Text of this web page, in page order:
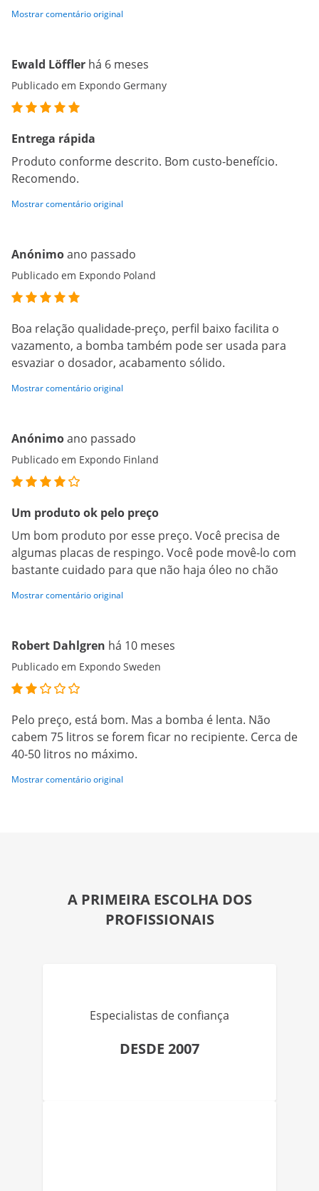
Mostrar comentário original
Ewald Löffler há 6 meses
Publicado em Expondo Germany
Entrega rápida
Produto conforme descrito. Bom custo-benefício.
Recomendo.
Mostrar comentário original
Anónimoano passado
Publicado em Expondo Poland
Boa relação qualidade-preço, perfil baixo facilita o
vazamento, a bomba também pode ser usada para
esvaziar o dosador, acabamento sólido.
Mostrar comentário original
Anónimoano passado
Publicado em Expondo Finland
Um produto ok pelo preço
Um bom produto por esse preço. Você precisa de
algumas placas de respingo. Você pode movê-lo com
bastante cuidado para que não haja óleo no chão
Mostrar comentário original
Robert Dahlgren há 10 meses
Publicado em Expondo Sweden
Pelo preço, está bom. Mas a bomba é lenta. Não
cabem 75 litros se forem ficar no recipiente. Cerca de
40-50 litros no máximo.
Mostrar comentário original
A PRIMEIRA ESCOLHA DOS
PROFISSIONAIS
Especialistas de confiança
DESDE 2007